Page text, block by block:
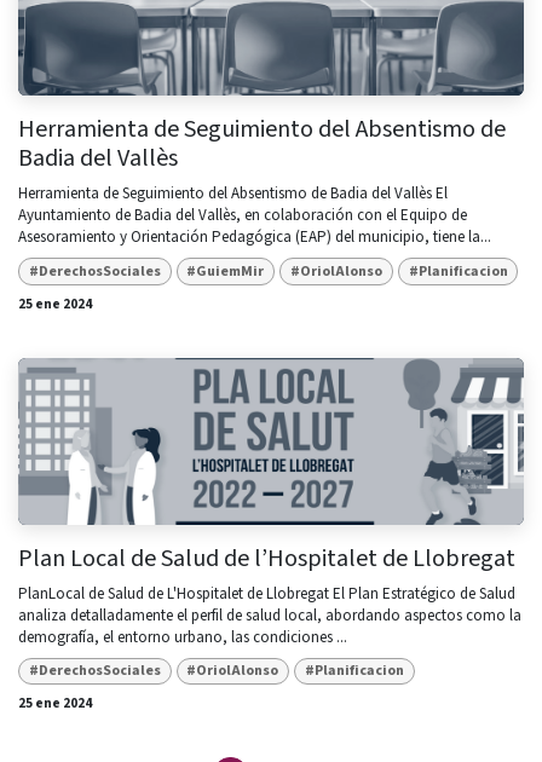
Herramienta de Seguimiento del Absentismo de
Badia del Vallès
Herramienta de Seguimiento del Absentismo de Badia del Vallès El
Ayuntamiento de Badia del Vallès, en colaboración con el Equipo de
Asesoramiento y Orientación Pedagógica (EAP) del municipio, tiene la...
#DerechosSociales #GuiemMir #OriolAlonso
#Planificacion
25 ene 2024
Plan Local de Salud de l’Hospitalet de Llobregat
PlanLocal de Salud de L'Hospitalet de Llobregat El Plan Estratégico de Salud
analiza detalladamente el perfil de salud local, abordando aspectos como la
demografía, el entorno urbano, las condiciones ...
#DerechosSociales #OriolAlonso
#Planificacion
25 ene 2024